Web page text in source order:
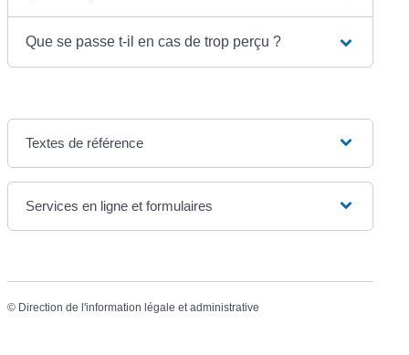
Que se passe t-il en cas de trop perçu ?
Textes de référence
Services en ligne et formulaires
© Direction de l'information légale et administrative